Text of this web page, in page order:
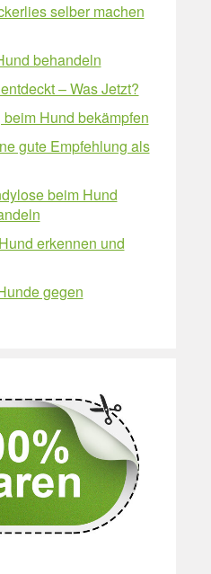
selber machen
behandeln
– Was Jetzt?
Hund bekämpfen
gute Empfehlung als
beim Hund
erkennen und
gegen